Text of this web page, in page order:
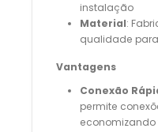
instalação
Material:
qualidade
Vantagens
Conexão
permite